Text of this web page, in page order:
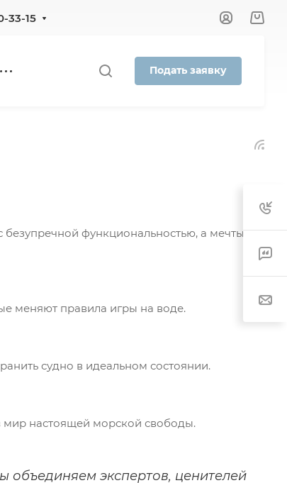
33-15
Подать заявку
безупречной функциональностью, а мечты
меняют правила игры на воде.
судно в идеальном состоянии.
мир настоящей морской свободы.
объединяем экспертов, ценителей